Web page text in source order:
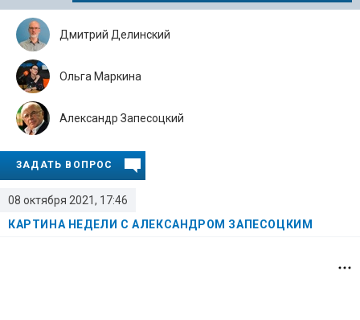
08 октября 2021, 17:46
КАРТИНА НЕДЕЛИ С АЛЕКСАНДРОМ ЗАПЕСОЦКИМ
Дмитрий Делинский
Ольга Маркина
Александр Запесоцкий
ЗАДАТЬ ВОПРОС